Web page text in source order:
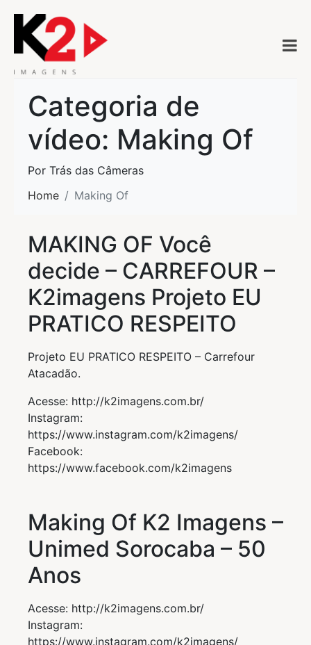
Categoria de
vídeo: Making Of
Por Trás das Câmeras
Home
Making Of
MAKING OF Você
decide – CARREFOUR –
K2imagens Projeto EU
PRATICO RESPEITO
Projeto EU PRATICO RESPEITO – Carrefour
Atacadão.
Acesse: http://k2imagens.com.br/
Instagram:
https://www.instagram.com/k2imagens/
Facebook:
https://www.facebook.com/k2imagens
Making Of K2 Imagens –
Unimed Sorocaba – 50
Anos
Acesse: http://k2imagens.com.br/
Instagram:
https://www.instagram.com/k2imagens/